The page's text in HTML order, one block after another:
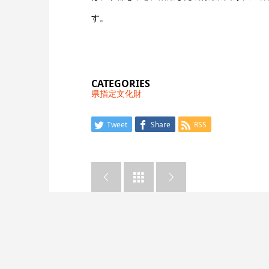
す。
CATEGORIES
県指定文化財
Tweet Share RSS
  